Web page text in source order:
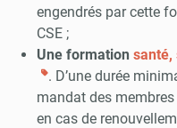
engendrés par cette
CSE ;
Une formation santé,
. D’une durée
mandat des
en cas de